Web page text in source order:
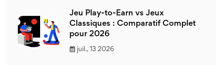
Jeu Play-to-Earn vs Jeux
Classiques : Comparatif Complet
pour 2026
juil., 13 2026